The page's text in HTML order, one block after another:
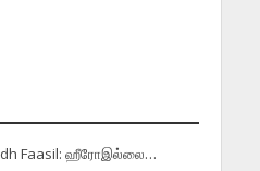
Faasil: ஹீரோஇல்லை…